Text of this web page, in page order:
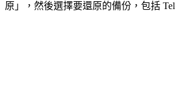
原」，然後選擇要還原的備份，包括